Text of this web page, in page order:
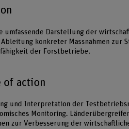
umfassende Darstellung der
konkreter Massnahmen zur
der Forstbetriebe.
of action
und Interpretation der
Monitoring.
zur Verbesserung der